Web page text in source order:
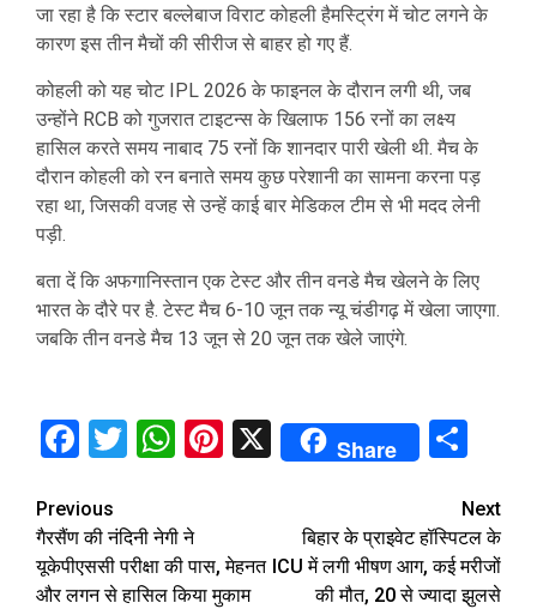
जा रहा है कि स्टार बल्लेबाज विराट कोहली हैमस्ट्रिंग में चोट लगने के
कारण इस तीन मैचों की सीरीज से बाहर हो गए हैं.
कोहली को यह चोट IPL 2026 के फाइनल के दौरान लगी थी, जब
उन्होंने RCB को गुजरात टाइटन्स के खिलाफ 156 रनों का लक्ष्य
हासिल करते समय नाबाद 75 रनों कि शानदार पारी खेली थी. मैच के
दौरान कोहली को रन बनाते समय कुछ परेशानी का सामना करना पड़
रहा था, जिसकी वजह से उन्हें काई बार मेडिकल टीम से भी मदद लेनी
पड़ी.
बता दें कि अफगानिस्तान एक टेस्ट और तीन वनडे मैच खेलने के लिए
भारत के दौरे पर है. टेस्ट मैच 6-10 जून तक न्यू चंडीगढ़ में खेला जाएगा.
जबकि तीन वनडे मैच 13 जून से 20 जून तक खेले जाएंगे.
Facebook
Twitter
WhatsApp
Pinterest
X Share
Continue
Reading
Previous
गैरसैंण की नंदिनी नेगी ने
यूकेपीएससी परीक्षा की पास, मेहनत
और लगन से हासिल किया मुकाम
Next
बिहार के प्राइवेट हॉस्पिटल के
ICU में लगी भीषण आग, कई मरीजों
की मौत, 20 से ज्यादा झुलसे